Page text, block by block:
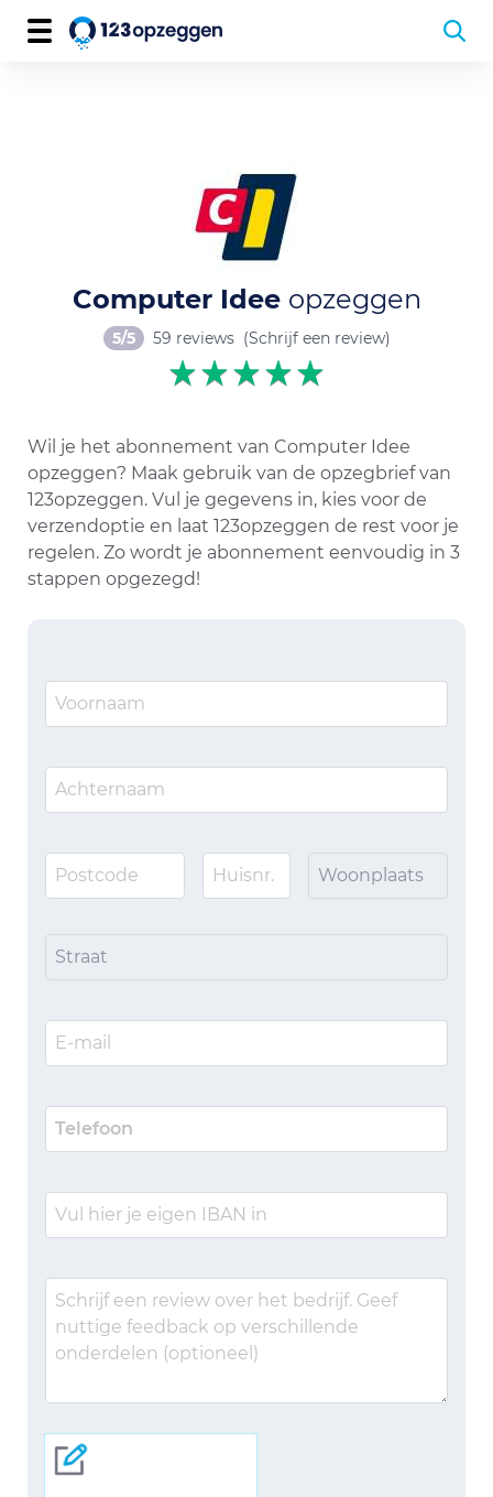
Computer Idee opzeggen
5/5 59 reviews (Schrijf een review)
Wil je het abonnement van Computer Idee
opzeggen? Maak gebruik van de opzegbrief van
123opzeggen. Vul je gegevens in, kies voor de
verzendoptie en laat 123opzeggen de rest voor je
regelen. Zo wordt je abonnement eenvoudig in 3
stappen opgezegd!
Woonplaats
Straat